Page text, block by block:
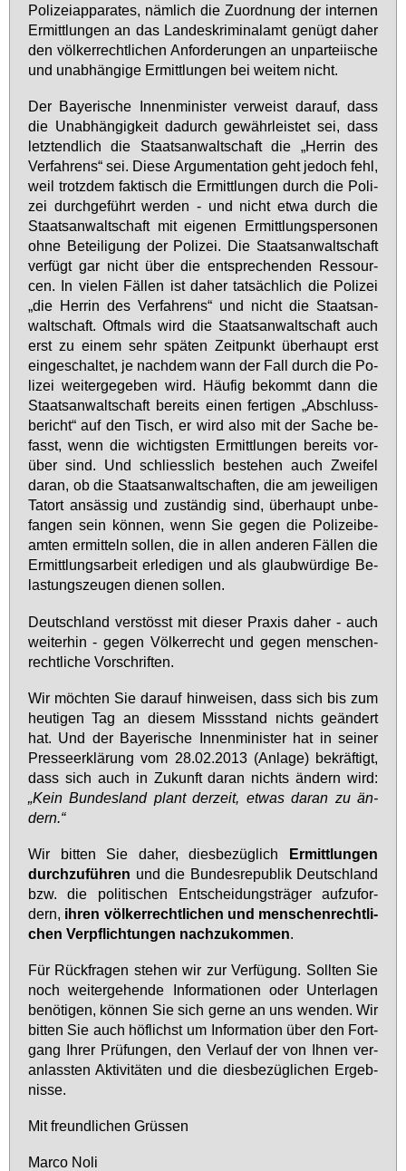
Po­li­zei­ap­pa­ra­tes, näm­lich die Zu­ord­nung der in­ter­nen
Er­mitt­lun­gen an das Lan­des­kri­mi­nal­amt ge­nügt da­her
den völ­ker­recht­li­chen An­for­de­run­gen an un­par­tei­ische
und un­ab­hän­gi­ge Er­mitt­lun­gen bei wei­tem nicht.
Der Baye­ri­sche In­nen­mi­nis­ter ver­weist dar­auf, dass
die Un­ab­hän­gig­keit da­durch ge­währ­leis­tet sei, dass
letzt­end­lich die Staats­an­walt­schaft die „Her­rin des
Ver­fah­rens“ sei. Die­se Ar­gu­men­ta­ti­on geht je­doch fehl,
weil trotz­dem fak­tisch die Er­mitt­lun­gen durch die Po­li­
zei durch­ge­führt wer­den - und nicht et­wa durch die
Staats­an­walt­schaft mit ei­ge­nen Er­mitt­lungs­per­so­nen
oh­ne Be­tei­li­gung der Po­li­zei. Die Staats­an­walt­schaft
ver­fügt gar nicht über die ent­spre­chen­den Res­sour­
cen. In vie­len Fäl­len ist da­her tat­säch­lich die Po­li­zei
„die Her­rin des Ver­fah­rens“ und nicht die Staats­an­
walt­schaft. Oft­mals wird die Staats­an­walt­schaft auch
erst zu ei­nem sehr spä­ten Zeit­punkt über­haupt erst
ein­ge­schal­tet, je nach­dem wann der Fall durch die Po­
li­zei wei­ter­ge­ge­ben wird. Häu­fig be­kommt dann die
Staats­an­walt­schaft be­reits ei­nen fer­ti­gen „Ab­schluss­
be­richt“ auf den Tisch, er wird al­so mit der Sa­che be­
fasst, wenn die wich­tigs­ten Er­mitt­lun­gen be­reits vor­
über sind. Und schliess­lich be­ste­hen auch Zwei­fel
dar­an, ob die Staats­an­walt­schaf­ten, die am je­wei­li­gen
Tat­ort an­säs­sig und zu­stän­dig sind, über­haupt un­be­
fan­gen sein kön­nen, wenn Sie ge­gen die Po­li­zei­be­
am­ten er­mit­teln sol­len, die in al­len an­de­ren Fäl­len die
Er­mitt­lungs­ar­beit er­le­di­gen und als glaub­wür­di­ge Be­
las­tungs­zeu­gen die­nen sol­len.
Deutsch­land ver­stösst mit die­ser Pra­xis da­her - auch
wei­ter­hin - ge­gen Völ­ker­recht und ge­gen men­schen­
recht­li­che Vor­schrif­ten.
Wir möch­ten Sie dar­auf hin­wei­sen, dass sich bis zum
heu­ti­gen Tag an die­sem Miss­stand nichts ge­än­dert
hat. Und der Baye­ri­sche In­nen­mi­nis­ter hat in sei­ner
Pres­se­er­klä­rung vom 28.02.2013 (An­la­ge) be­kräf­tigt,
dass sich auch in Zu­kunft dar­an nichts än­dern wird:
„Kein Bun­des­land plant der­zeit, et­was dar­an zu än­
dern.“
Wir bit­ten Sie da­her, dies­be­züg­lich Er­mitt­lun­gen
durch­zu­füh­ren und die Bun­des­re­pu­blik Deutsch­land
bzw. die po­li­ti­schen Ent­schei­dungs­trä­ger auf­zu­for­
dern, ih­ren völ­ker­recht­li­chen und men­schen­recht­li­
chen Ver­pflich­tun­gen nach­zu­kom­men.
Für Rück­fra­gen ste­hen wir zur Ver­fü­gung. Soll­ten Sie
noch wei­ter­ge­hen­de In­for­ma­tio­nen oder Un­ter­la­gen
be­nö­ti­gen, kön­nen Sie sich ger­ne an uns wen­den. Wir
bit­ten Sie auch höf­lichst um In­for­ma­ti­on über den Fort­
gang Ih­rer Prü­fun­gen, den Ver­lauf der von Ih­nen ver­
an­lass­ten Ak­ti­vi­tä­ten und die dies­be­züg­li­chen Er­geb­
nis­se.
Mit freund­li­chen Grüs­sen
Mar­co No­li